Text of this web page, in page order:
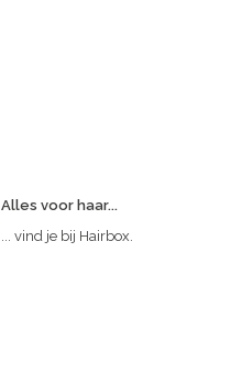
Alles voor haar...
... vind je bij Hairbox.